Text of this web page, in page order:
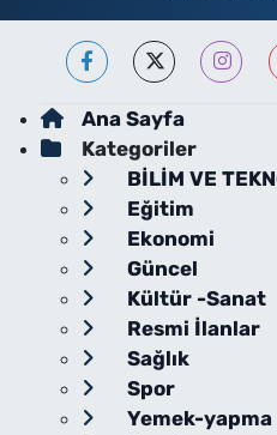
Ana Sayfa
Kategoriler
BİLİM VE
Eğitim
Ekonomi
Güncel
Kültür -Sanat
Resmi İlanlar
Sağlık
Spor
Yemek-yapma